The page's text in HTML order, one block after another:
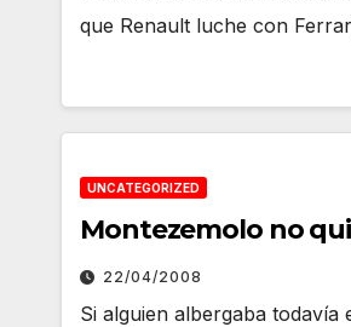
que Renault luche con
UNCATEGORIZED
Montezemolo no
22/04/2008
Si alguien albergaba